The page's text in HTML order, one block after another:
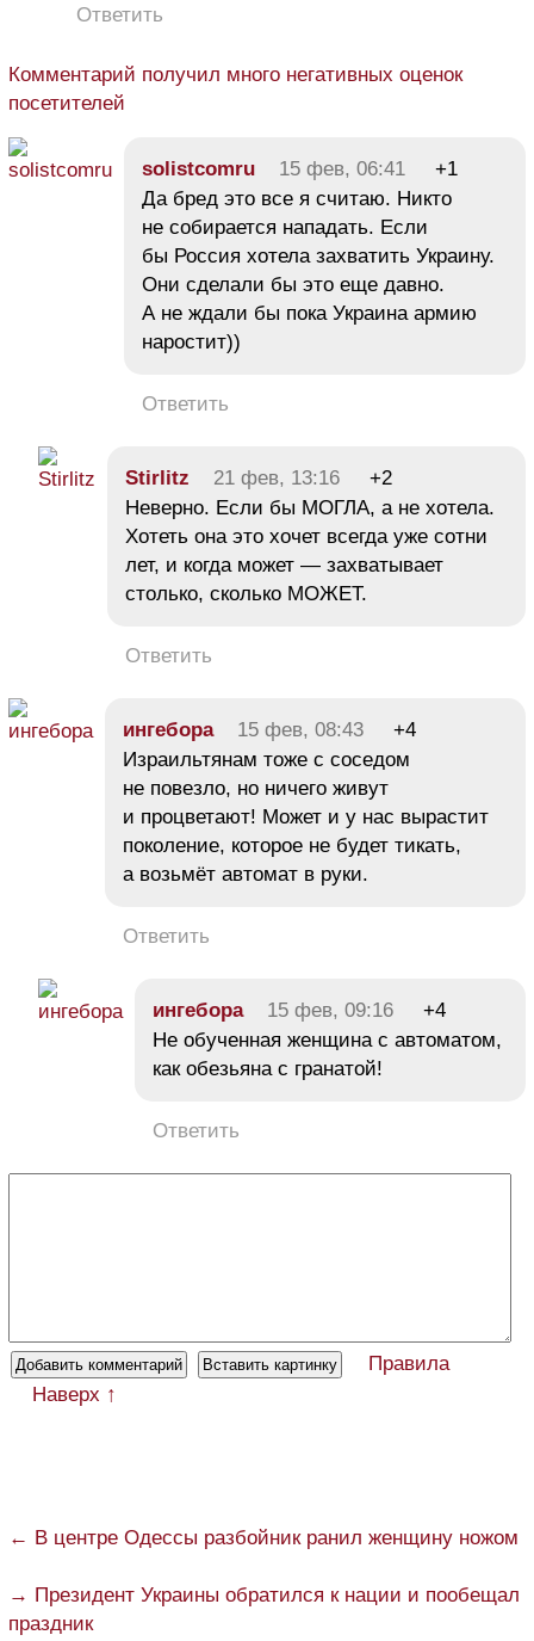
Ответить
Комментарий получил много негативных оценок
посетителей
solistcomru 15 фев, 06:41
+1
Да бред это все я считаю. Никто
не собирается нападать. Если
бы Россия хотела захватить Украину.
Они сделали бы это еще давно.
А не ждали бы пока Украина армию
наростит))
Ответить
Stirlitz 21 фев, 13:16
+2
Неверно. Если бы МОГЛА, а не хотела.
Хотеть она это хочет всегда уже сотни
лет, и когда может — захватывает
столько, сколько МОЖЕТ.
Ответить
ингебора 15 фев, 08:43
+4
Израильтянам тоже с соседом
не повезло, но ничего живут
и процветают! Может и у нас вырастит
поколение, которое не будет тикать,
а возьмёт автомат в руки.
Ответить
ингебора 15 фев, 09:16
+4
Не обученная женщина с автоматом,
как обезьяна с гранатой!
Ответить
Правила
Наверх ↑
← В центре Одессы разбойник ранил женщину ножом
→ Президент Украины обратился к нации и пообещал
праздник